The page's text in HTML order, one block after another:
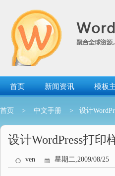
首页 新闻资讯 模板
首页 > 中文手册 > 设计
设计WordPress打印
ven 星期二,2009/08/25